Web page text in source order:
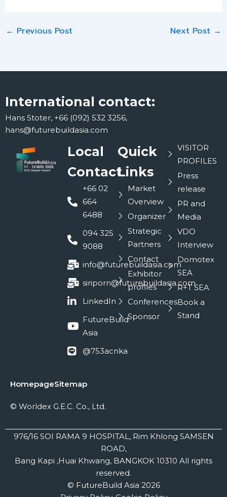
← Previous Post Next Post →
International contact:
Hans Stoter, +66 (092) 532 3256,
hans@futurebuildasia.com
Local
Contact
+66 02
664
6488
094 325
9088
info@futurebuildasia.com
siriporn@futurebuildasia.com
LinkedIn
FutureBuild
Asia
@753acnka
Quick
Links
Market
Overview
Organizer
Strategic
Partners
Contact
Exhibitor
profiles
Conferences
Sponsor
VISITOR
PROFILES
Press
release
PR and
Media
VDO
Interview
Domotex
SEA
R+T SEA
Book a
Stand
HomepageSitemap
© Worldex G.E.C. Co., Ltd.
976/16 SOI RAMA 9 HOSPITAL, Rim Khlong SAMSEN
ROAD,
Bang Kapi ,Huai Khwang, BANGKOK 10310 All rights
reserved.
© FutureBuild Asia 2026